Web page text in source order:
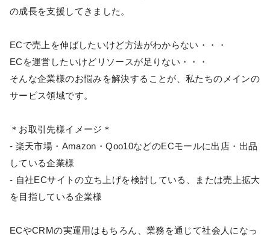
の成長を支援してきました。
ECで売上を伸ばしたいけど方法がわからない・・・
ECを運営したいけどリソースが足りない・・・
そんな企業様のお悩みを解決することが、私たちのメインの
サービス領域です。
＊お取引先様イメージ＊
- 楽天市場・Amazon・Qoo10などのECモールに出店・出品
している企業様
- 自社ECサイトの立ち上げを検討している、または売上拡大
を目指している企業様
ECやCRMの実運用はもちろん、業務を通じて社会人になっ